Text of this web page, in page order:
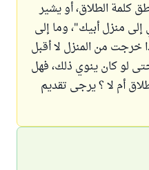
كلمة الطلاق، أو يشير
منزل أبيك"، وما إلى
خرجت من المنزل لا أقبل
لو كان ينوي ذلك، فهل
أم لا ؟ يرجى تقديم